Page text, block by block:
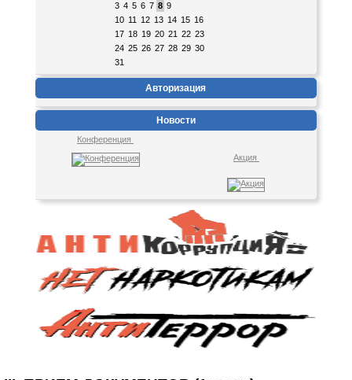
3 4 5 6 7 8 9
10 11 12 13 14 15 16
17 18 19 20 21 22 23
24 25 26 27 28 29 30
31
Авторизация
Новости
Конференция
Акция